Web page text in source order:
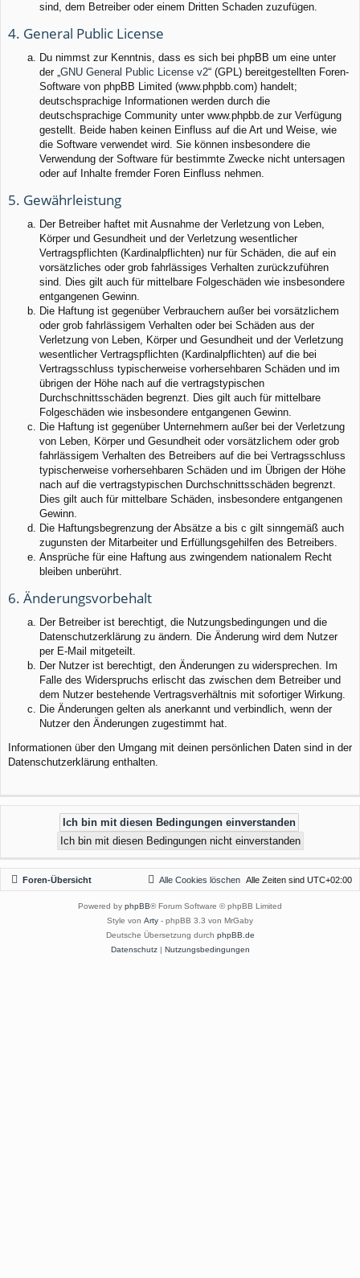
sind, dem Betreiber oder einem Dritten Schaden zuzufügen.
4. General Public License
Du nimmst zur Kenntnis, dass es sich bei phpBB um eine unter
der „GNU General Public License v2“ (GPL) bereitgestellten Foren-
Software von phpBB Limited (www.phpbb.com) handelt;
deutschsprachige Informationen werden durch die
deutschsprachige Community unter www.phpbb.de zur Verfügung
gestellt. Beide haben keinen Einfluss auf die Art und Weise, wie
die Software verwendet wird. Sie können insbesondere die
Verwendung der Software für bestimmte Zwecke nicht untersagen
oder auf Inhalte fremder Foren Einfluss nehmen.
5. Gewährleistung
Der Betreiber haftet mit Ausnahme der Verletzung von Leben,
Körper und Gesundheit und der Verletzung wesentlicher
Vertragspflichten (Kardinalpflichten) nur für Schäden, die auf ein
vorsätzliches oder grob fahrlässiges Verhalten zurückzuführen
sind. Dies gilt auch für mittelbare Folgeschäden wie insbesondere
entgangenen Gewinn.
Die Haftung ist gegenüber Verbrauchern außer bei vorsätzlichem
oder grob fahrlässigem Verhalten oder bei Schäden aus der
Verletzung von Leben, Körper und Gesundheit und der Verletzung
wesentlicher Vertragspflichten (Kardinalpflichten) auf die bei
Vertragsschluss typischerweise vorhersehbaren Schäden und im
übrigen der Höhe nach auf die vertragstypischen
Durchschnittsschäden begrenzt. Dies gilt auch für mittelbare
Folgeschäden wie insbesondere entgangenen Gewinn.
Die Haftung ist gegenüber Unternehmern außer bei der Verletzung
von Leben, Körper und Gesundheit oder vorsätzlichem oder grob
fahrlässigem Verhalten des Betreibers auf die bei Vertragsschluss
typischerweise vorhersehbaren Schäden und im Übrigen der Höhe
nach auf die vertragstypischen Durchschnittsschäden begrenzt.
Dies gilt auch für mittelbare Schäden, insbesondere entgangenen
Gewinn.
Die Haftungsbegrenzung der Absätze a bis c gilt sinngemäß auch
zugunsten der Mitarbeiter und Erfüllungsgehilfen des Betreibers.
Ansprüche für eine Haftung aus zwingendem nationalem Recht
bleiben unberührt.
6. Änderungsvorbehalt
Der Betreiber ist berechtigt, die Nutzungsbedingungen und die
Datenschutzerklärung zu ändern. Die Änderung wird dem Nutzer
per E-Mail mitgeteilt.
Der Nutzer ist berechtigt, den Änderungen zu widersprechen. Im
Falle des Widerspruchs erlischt das zwischen dem Betreiber und
dem Nutzer bestehende Vertragsverhältnis mit sofortiger Wirkung.
Die Änderungen gelten als anerkannt und verbindlich, wenn der
Nutzer den Änderungen zugestimmt hat.
Informationen über den Umgang mit deinen persönlichen Daten sind in der
Datenschutzerklärung enthalten.
Foren-Übersicht Alle Zeiten sind UTC+02:00
Alle Cookies löschen
Powered by phpBB® Forum Software © phpBB Limited
Style von Arty - phpBB 3.3 von MrGaby
Deutsche Übersetzung durch phpBB.de
Datenschutz| Nutzungsbedingungen